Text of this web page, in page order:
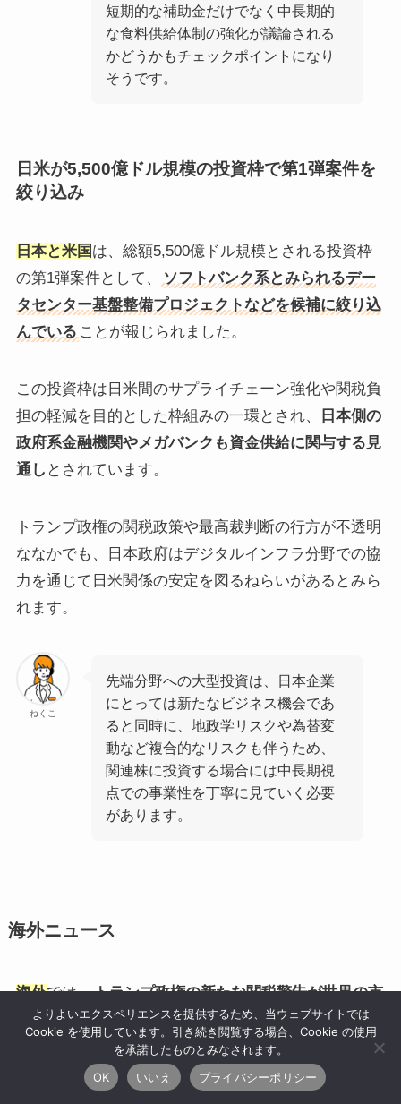
短期的な補助金だけでなく中長期的
な食料供給体制の強化が議論される
かどうかもチェックポイントになり
そうです。
日米が5,500億ドル規模の投資枠で第1弾案件を
絞り込み
日本と米国 は、総額5,500億ドル規模とされる投資枠
の第1弾案件として、
ソフトバンク系とみられるデー
タセンター基盤整備プロジェクトなどを候補に絞り込
んでいる ことが報じられました。
この投資枠は日米間のサプライチェーン強化や関税負
担の軽減を目的とした枠組みの一環とされ、
日本側の
政府系金融機関やメガバンクも資金供給に関与する見
通し とされています。
トランプ政権の関税政策や最高裁判断の行方が不透明
ななかでも、日本政府はデジタルインフラ分野での協
力を通じて日米関係の安定を図るねらいがあるとみら
れます。
ねくこ
先端分野への大型投資は、日本企業
にとっては新たなビジネス機会であ
ると同時に、地政学リスクや為替変
動など複合的なリスクも伴うため、
関連株に投資する場合には中長期視
点での事業性を丁寧に見ていく必要
があります。
海外ニュース
海外では、トランプ政権の新たな関税警告が世界の市
場心理を冷やす一方、各国のインフレ指標や中銀人事
が今後の金融政策の行方を左右する材料として意識
さ
れています。
よりよいエクスペリエンスを提供するため、当ウェブサイトでは
Cookie を使用しています。引き続き閲覧する場合、Cookie の使用
を承諾したものとみなされます。
OK
いいえ プライバシーポリシー